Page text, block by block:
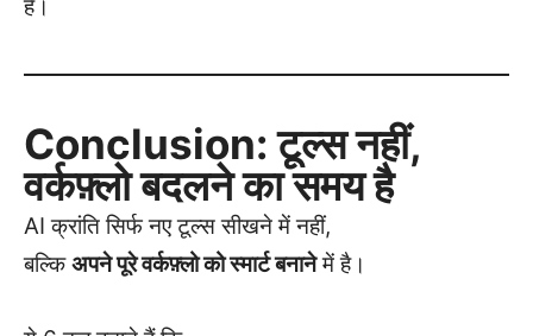
है।
Conclusion: टूल्स नहीं,
वर्कफ़्लो बदलने का समय है
AI क्रांति सिर्फ नए टूल्स सीखने में नहीं,
बल्किअपने पूरे वर्कफ़्लो को स्मार्ट बनानेमें है।